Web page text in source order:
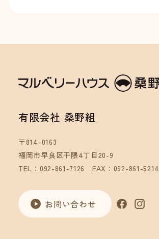
有限会社 桑野組
〒814-0163
福岡市早良区干隈4丁目20-9
TEL：092-861-7126
FAX：092-861-5214
お問い合わせ